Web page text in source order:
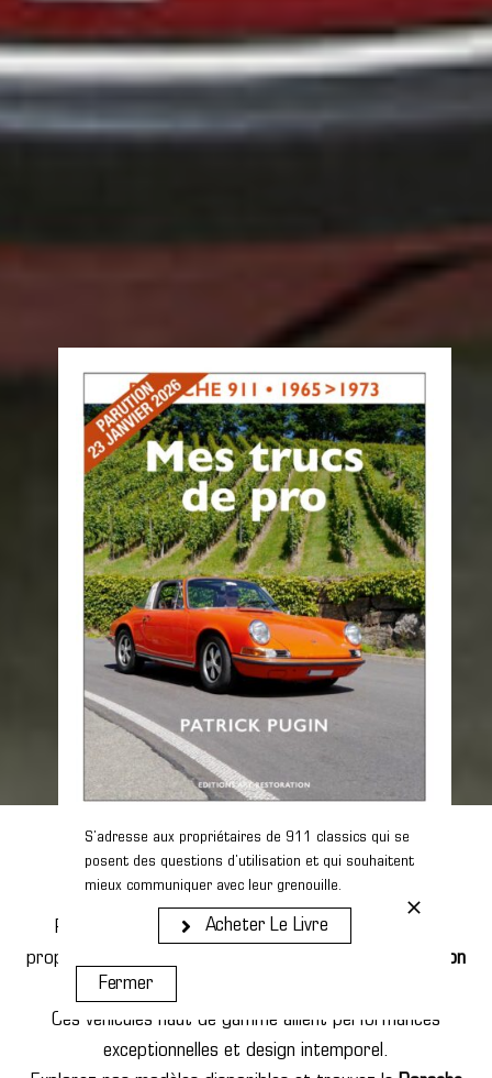
Découvrez nos Porsche
d’occasion en Alsace
Passionnés par l’excellence automobile, nous vous
proposons une sélection exclusive de
Porsche d’occasion
Ces véhicules haut de gamme allient performances
exceptionnelles et design intemporel.
S’adresse aux propriétaires de 911 classics qui se
posent des questions d’utilisation et qui souhaitent
mieux communiquer avec leur grenouille.
Acheter Le Livre
Fermer